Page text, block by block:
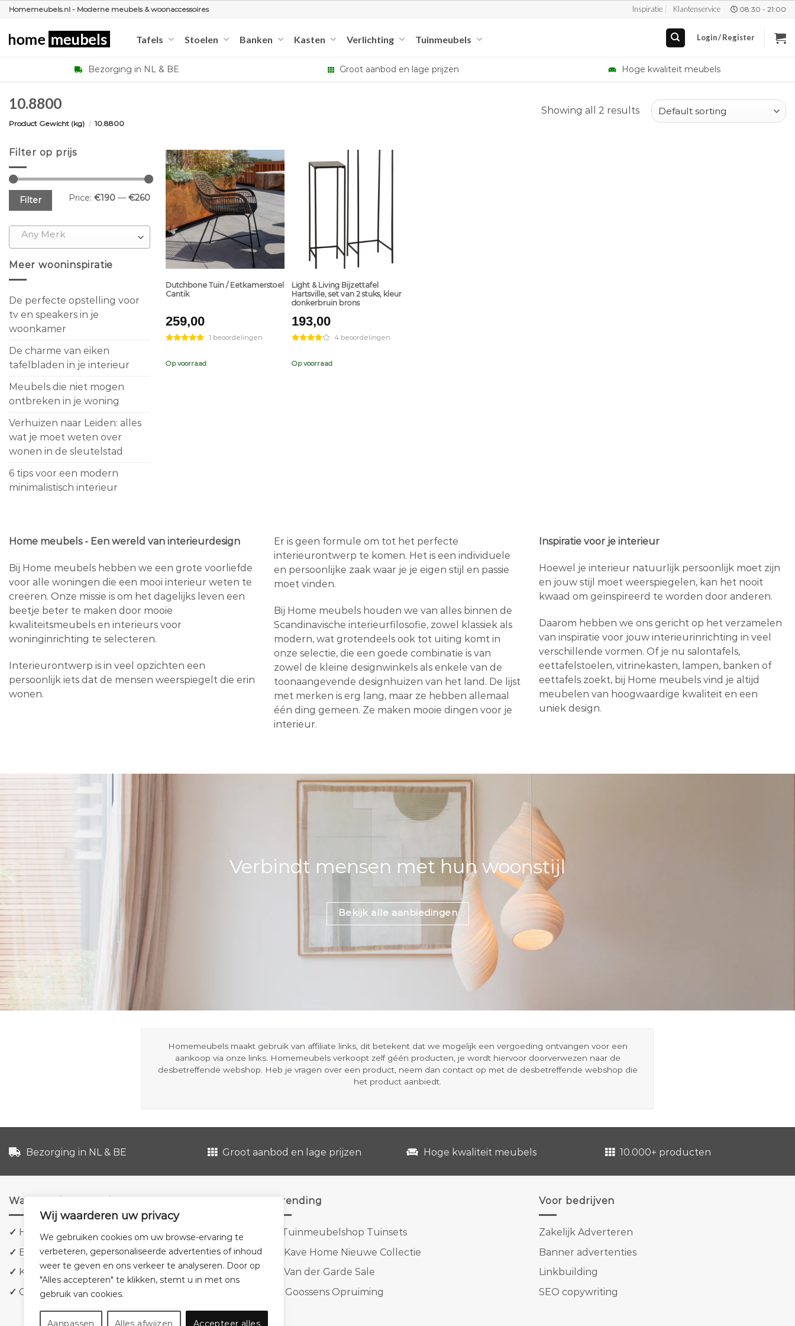
Wij waarderen uw privacy
We gebruiken cookies om uw browse-ervaring te
verbeteren, gepersonaliseerde advertenties of inhoud
weer te geven en ons verkeer te analyseren. Door op
"Alles accepteren" te klikken, stemt u in met ons
gebruik van cookies.
Aanpassen Alles afwijzen Accepteer alles
Ga
inhoud
Homemeubels.nl - Moderne meubels & woonaccessoires Inspiratie Klantenservice 08:30 - 21:00
Tafels Stoelen Banken Kasten Verlichting Tuinmeubels Login / Register
Bezorging in NL & BE Groot aanbod en lage prijzen Hoge kwaliteit meubels
10.8800
Product Gewicht (kg) / 10.8800
Showing all 2 results
Filter op prijs
Min
price
Max
priceFilter Price: €190— €260
Any Merk
Meer wooninspiratie
De perfecte opstelling voor
tv en speakers in je
woonkamer
De charme van eiken
tafelbladen in je interieur
Meubels die niet mogen
ontbreken in je woning
Verhuizen naar Leiden: alles
wat je moet weten over
wonen in de sleutelstad
6 tips voor een modern
minimalistisch interieur
+
Dutchbone Tuin / Eetkamerstoel
Cantik
259,00
1 beoordelingen
Op voorraad
+
Light & Living Bijzettafel
Hartsville, set van 2 stuks, kleur
donkerbruin brons
193,00
4 beoordelingen
Op voorraad
Home meubels - Een wereld van interieurdesign
Bij Home meubels hebben we een grote voorliefde
voor alle woningen die een mooi interieur weten te
creëren. Onze missie is om het dagelijks leven een
beetje beter te maken door mooie
kwaliteitsmeubels en interieurs voor
woninginrichting te selecteren.
Interieurontwerp is in veel opzichten een
persoonlijk iets dat de mensen weerspiegelt die erin
wonen.
Er is geen formule om tot het perfecte
interieurontwerp te komen. Het is een individuele
en persoonlijke zaak waar je je eigen stijl en passie
moet vinden.
Bij Home meubels houden we van alles binnen de
Scandinavische interieurfilosofie, zowel klassiek als
modern, wat grotendeels ook tot uiting komt in
onze selectie, die een goede combinatie is van
zowel de kleine designwinkels als enkele van de
toonaangevende designhuizen van het land. De lijst
met merken is erg lang, maar ze hebben allemaal
één ding gemeen. Ze maken mooie dingen voor je
interieur.
Inspiratie voor je interieur
Hoewel je interieur natuurlijk persoonlijk moet zijn
en jouw stijl moet weerspiegelen, kan het nooit
kwaad om geïnspireerd te worden door anderen.
Daarom hebben we ons gericht op het verzamelen
van inspiratie voor jouw interieurinrichting in veel
verschillende vormen. Of je nu salontafels,
eettafelstoelen, vitrinekasten, lampen, banken of
eettafels zoekt, bij Home meubels vind je altijd
meubelen van hoogwaardige kwaliteit en een
uniek design.
Verbindt mensen met hun woonstijl
Bekijk alle aanbiedingen
Homemeubels maakt gebruik van affiliate links, dit betekent dat we mogelijk een vergoeding ontvangen voor een
aankoop via onze links. Homemeubels verkoopt zelf géén producten, je wordt hiervoor doorverwezen naar de
desbetreffende webshop. Heb je vragen over een product, neem dan contact op met de desbetreffende webshop die
het product aanbiedt.
Bezorging in NL & BE Groot aanbod en lage prijzen Hoge kwaliteit meubels 10.000+ producten
Waarom shoppen via ons?
✓ Hoge kwaliteit meubels
✓ Bezorging in NL & BE
✓ Klanttevredenheid staat voorop
✓ Groot aanbod tegen lage prijzen
Trending
Tuinmeubelshop Tuinsets
Kave Home Nieuwe Collectie
Van der Garde Sale
Goossens Opruiming
Voor bedrijven
Zakelijk Adverteren
Banner advertenties
Linkbuilding
SEO copywriting